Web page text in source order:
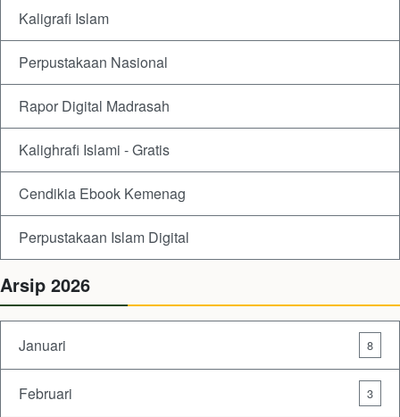
Kaligrafi Islam
Perpustakaan Nasional
Rapor Digital Madrasah
Kalighrafi Islami - Gratis
Cendikia Ebook Kemenag
Perpustakaan Islam Digital
Arsip 2026
Januari 8
Februari 3